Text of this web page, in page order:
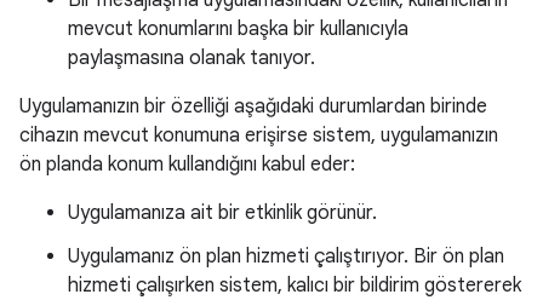
mevcut konumlarını başka bir kullanıcıyla
paylaşmasına olanak tanıyor.
Uygulamanızın bir özelliği aşağıdaki durumlardan birinde
cihazın mevcut konumuna erişirse sistem, uygulamanızın
ön planda konum kullandığını kabul eder:
Uygulamanıza ait bir etkinlik görünür.
Uygulamanız ön plan hizmeti çalıştırıyor. Bir ön plan
hizmeti çalışırken sistem, kalıcı bir bildirim göstererek